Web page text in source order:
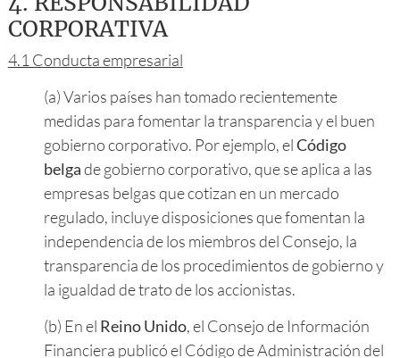
CORPORATIVA
4.1 Conducta empresarial
(a) Varios países han tomado recientemente
medidas para fomentar la transparencia y el buen
gobierno corporativo. Por ejemplo, elCódigo
belgade gobierno corporativo, que se aplica a las
empresas belgas que cotizan en un mercado
regulado, incluye disposiciones que fomentan la
independencia de los miembros del Consejo, la
transparencia de los procedimientos de gobierno y
la igualdad de trato de los accionistas.
(b) En el Reino Unido, el Consejo de Información
Financiera publicó el Código de Administración del